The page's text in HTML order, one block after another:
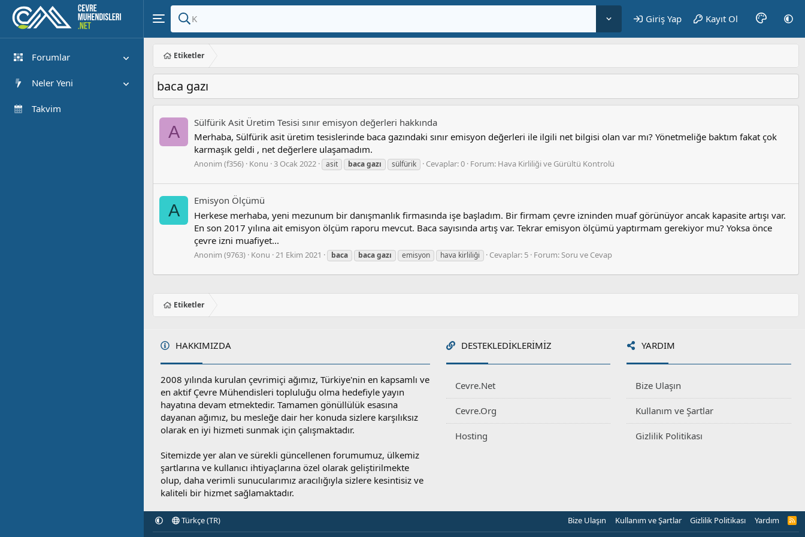
Forumlar
Yeni Mesajlar
Neler Yeni
Öne çıkan içerik
Takvim
Giriş Yap Kayıt Ol
Etiketler
baca gazı
A
Sülfürik Asit Üretim Tesisi sınır emisyon değerleri hakkında
Merhaba, Sülfürik asit üretim tesislerinde baca gazındaki sınır emisyon değerleri ile ilgili net bilgisi olan var mı? Yönetmeliğe baktım fakat çok
karmaşık geldi , net değerlere ulaşamadım.
Anonim (f356) Konu 3 Ocak 2022 asit bacagazı sülfürik Cevaplar: 0 Forum: Hava Kirliliği ve Gürültü Kontrolü
A
Emisyon Ölçümü
Herkese merhaba, yeni mezunum bir danışmanlık firmasında işe başladım. Bir firmam çevre izninden muaf görünüyor ancak kapasite artışı var.
En son 2017 yılına ait emisyon ölçüm raporu mevcut. Baca sayısında artış var. Tekrar emisyon ölçümü yaptırmam gerekiyor mu? Yoksa önce
çevre izni muafiyet...
Anonim (9763) Konu 21 Ekim 2021 baca bacagazı emisyon hava kirliliği Cevaplar: 5 Forum:Soru ve Cevap
Etiketler
HAKKIMIZDA
2008 yılında kurulan çevrimiçi ağımız, Türkiye'nin en kapsamlı ve
en aktif Çevre Mühendisleri topluluğu olma hedefiyle yayın
hayatına devam etmektedir. Tamamen gönüllülük esasına
dayanan ağımız, bu mesleğe dair her konuda sizlere karşılıksız
olarak en iyi hizmeti sunmak için çalışmaktadır.
Sitemizde yer alan ve sürekli güncellenen forumumuz, ülkemiz
şartlarına ve kullanıcı ihtiyaçlarına özel olarak geliştirilmekte
olup, daha verimli sunucularımız aracılığıyla sizlere kesintisiz ve
kaliteli bir hizmet sağlamaktadır.
DESTEKLEDIKLERIMIZ
Cevre.Net
Cevre.Org
Hosting
YARDIM
Bize Ulaşın
Kullanım ve Şartlar
Gizlilik Politikası
Türkçe (TR) Bize Ulaşın Kullanım ve Şartlar Gizlilik Politikası Yardım
R